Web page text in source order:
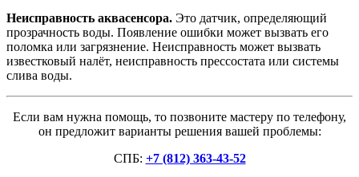
Неисправность аквасенсора. Это датчик, определяющий
прозрачность воды. Появление ошибки может вызвать его
поломка или загрязнение. Неисправность может вызвать
известковый налёт, неисправность прессостата или системы
слива воды.
Если вам нужна помощь, то позвоните мастеру по телефону,
он предложит варианты решения вашей проблемы:
СПБ: +7 (812) 363-43-52